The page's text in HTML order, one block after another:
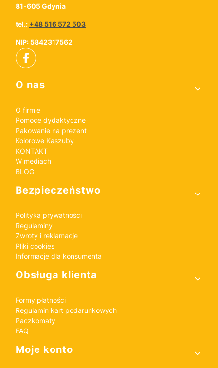
81-605 Gdynia
tel.: +48 516 572 503
NIP: 5842317562
Linki w stopce
O nas
O firmie
Pomoce dydaktyczne
Pakowanie na prezent
Kolorowe Kaszuby
KONTAKT
W mediach
BLOG
Bezpieczeństwo
Polityka prywatności
Regulaminy
Zwroty i reklamacje
Pliki cookies
Informacje dla konsumenta
Obsługa klienta
Formy płatności
Regulamin kart podarunkowych
Paczkomaty
FAQ
Moje konto